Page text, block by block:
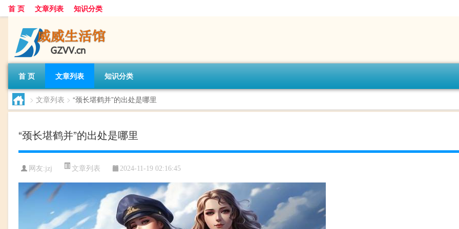
首 页 文章列表 知识分类
首 页 文章列表 知识分类
> 文章列表 > “颈长堪鹤并”的出处是哪里
“颈长堪鹤并”的出处是哪里
网友:jzj 文章列表 2024-11-19 02:16:45